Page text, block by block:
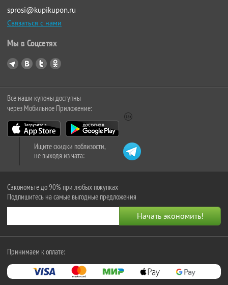
sprosi@kupikupon.ru
Связаться с нами
Мы в Соцсетях
Все наши купоны доступны
через Мобильное Приложение:
Ищите скидки поблизости,
не выходя из чата:
Сэкономьте до 90% при любых покупках
Подпишитесь на самые выгодные предложения
Принимаем к оплате: